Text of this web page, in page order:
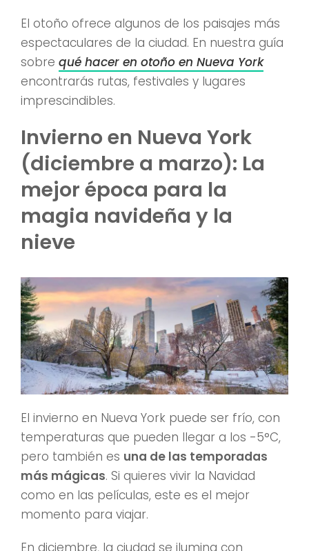
El otoño ofrece algunos de los paisajes más
espectaculares de la ciudad. En nuestra guía
sobre qué hacer en otoño en Nueva York
encontrarás rutas, festivales y lugares
imprescindibles.
Invierno en Nueva York
(diciembre a marzo): La
mejor época para la
magia navideña y la
nieve
El invierno en Nueva York puede ser frío, con
temperaturas que pueden llegar a los -5°C,
pero también es una de las temporadas
más mágicas. Si quieres vivir la Navidad
como en las películas, este es el mejor
momento para viajar.
En diciembre, la ciudad se ilumina con